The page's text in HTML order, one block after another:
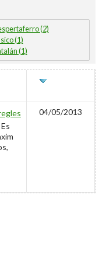
(2)
(1)
(1)
– Esquelet de
04/05/2013